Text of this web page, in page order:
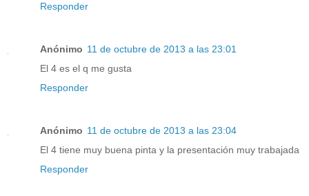
Responder
Anónimo 11 de octubre de 2013 a las 23:01
El 4 es el q me gusta
Responder
Anónimo 11 de octubre de 2013 a las 23:04
El 4 tiene muy buena pinta y la presentación muy trabajada
Responder